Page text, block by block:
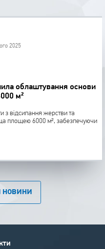
двутаврів регламентується
конфігурації завод виробляє чотири
«Б») і широкополочні (розрізняють
частини конструкції.
2025
облаштування основи
м²
з відсипання жерстви та
площею 6000 м², забезпечуючи
НОВИНИ